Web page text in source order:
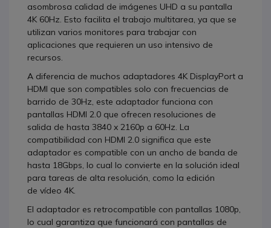
asombrosa calidad de imágenes UHD a su pantalla
4K 60Hz. Esto facilita el trabajo multitarea, ya que se
utilizan varios monitores para trabajar con
aplicaciones que requieren un uso intensivo de
recursos.
A diferencia de muchos adaptadores 4K DisplayPort a
HDMI que son compatibles solo con frecuencias de
barrido de 30Hz, este adaptador funciona con
pantallas HDMI 2.0 que ofrecen resoluciones de
salida de hasta 3840 x 2160p a 60Hz. La
compatibilidad con HDMI 2.0 significa que este
adaptador es compatible con un ancho de banda de
hasta 18Gbps, lo cual lo convierte en la solución ideal
para tareas de alta resolución, como la edición
de vídeo 4K.
El adaptador es retrocompatible con pantallas 1080p,
lo cual garantiza que funcionará con pantallas de